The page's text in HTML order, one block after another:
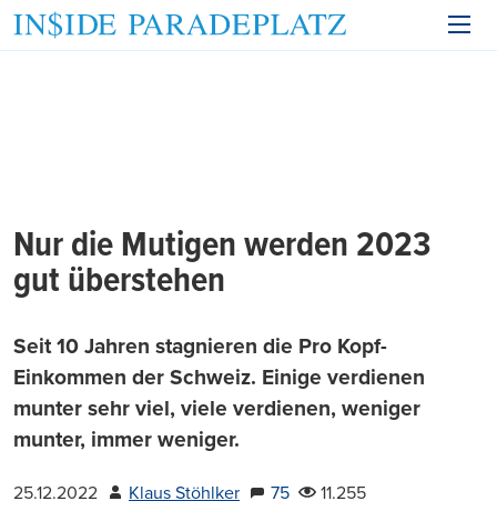
Nur die Mutigen werden 2023
gut überstehen
Seit 10 Jahren stagnieren die Pro Kopf-
Einkommen der Schweiz. Einige verdienen
munter sehr viel, viele verdienen, weniger
munter, immer weniger.
25.12.2022 Klaus Stöhlker 75
11.255